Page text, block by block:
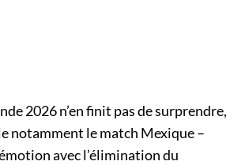
2026 n’en finit pas de surprendre,
notamment le match Mexique –
avec l’élimination du